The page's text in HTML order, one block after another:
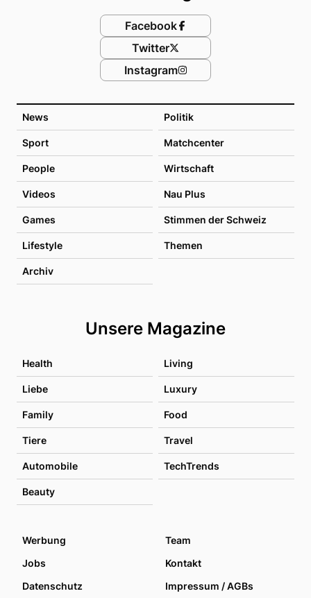
News Politik
Sport Matchcenter
People Wirtschaft
Videos Nau Plus
Games Stimmen der Schweiz
Lifestyle Themen
Archiv
Unsere Magazine
Health Living
Liebe Luxury
Family Food
Tiere Travel
Automobile TechTrends
Beauty
Facebook
Twitter
Instagram
Werbung
Team
Jobs
Kontakt
Datenschutz
Impressum / AGBs